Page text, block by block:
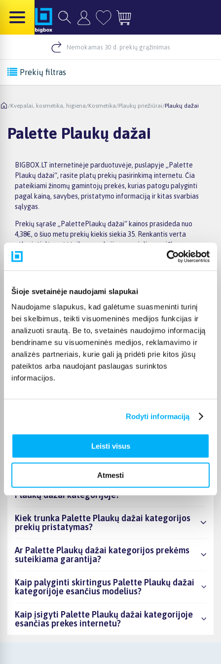
Šioje svetainėje naudojami slapukai
Naudojame slapukus, kad galėtume suasmeninti turinį
bei skelbimus, teikti visuomeninės medijos funkcijas ir
analizuoti srautą. Be to, svetainės naudojimo informaciją
bendriname su visuomeninės medijos, reklamavimo ir
analizės partneriais, kurie gali ją pridėti prie kitos jūsų
pateiktos arba naudojant paslaugas surinktos
informacijos.
Rodyti informaciją
Leisti visus
Atmesti
Nemokamas 30 d. prekių grąžinimas
Prekių filtras
/Kvepalai, kosmetika, higiena/Kosmetika/Plaukų priežiūrai/Plaukų dažai
Palette Plaukų dažai
BIGBOX.LT internetinėje parduotuvėje, puslapyje „Palette
Plaukų dažai“, rasite platų prekių pasirinkimą internetu. Čia
pateikiami žinomų gamintojų prekės, kurias patogu palyginti
pagal kainą, savybes, pristatymo informaciją ir kitas svarbias
sąlygas.
Prekių sąraše „PalettePlaukų dažai“ kainos prasideda nuo
4,38€, o šiuo metu prekių kiekis siekia 35. Renkantis verta
atkreipti dėmesį į taikomas akcijas, specialius pasiūlymus,
techninius parametrus bei papildomas pirkimo sąlygas, kad
būtų lengviau išsirinkti geriausiai jūsų poreikius atitinkantį
Papildomi pasirinkimai ir prekių savybių filtrai padeda patogiai
susiaurinti asortimentą ir greičiau rasti tinkamą prekę.
Peržiūrėkite „PalettePlaukų dažai“ pasiūlymus BIGBOX.LT,
palyginkite prekes ir pirkite internetu patogiai. Pasirinktą
prekę pristatysime per jos aprašyme nurodytą terminą.
Kokie Palette Plaukų dažai kategorijoje
esantys produktai šiuo metu populiariausi?
Kiek prekių yra Palette Plaukų dažai
kaina?
Ar BIGBOX.LT galima rasti akcijų Palette
Plaukų dažai kategorijoje?
Kiek trunka Palette Plaukų dažai kategorijos
prekių pristatymas?
Ar Palette Plaukų dažai kategorijos prekėms
suteikiama garantija?
Kaip palyginti skirtingus Palette Plaukų dažai
kategorijoje esančius modelius?
Kaip įsigyti Palette Plaukų dažai kategorijoje
esančias prekes internetu?